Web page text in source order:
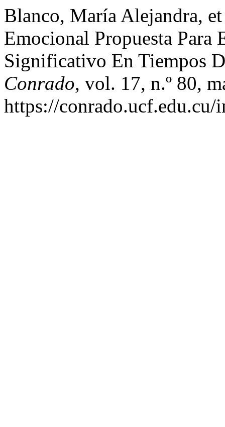
Blanco, María Alejandra,
Emocional Propuesta
Significativo En Tiempos
Conrado, vol. 17, n.º 80,
https://